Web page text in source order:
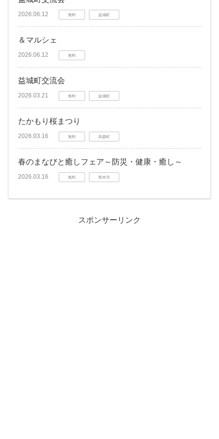
2026.06.12 無料 益城町
＆マルシェ
2026.06.12 無料
益城町交流会
2026.03.21 無料 益城町
たかもり桜まつり
2026.03.16 無料 高森町
春のまなびと癒しフェア～防災・健康・癒し～
2026.03.16 無料 熊本市
スポンサーリンク